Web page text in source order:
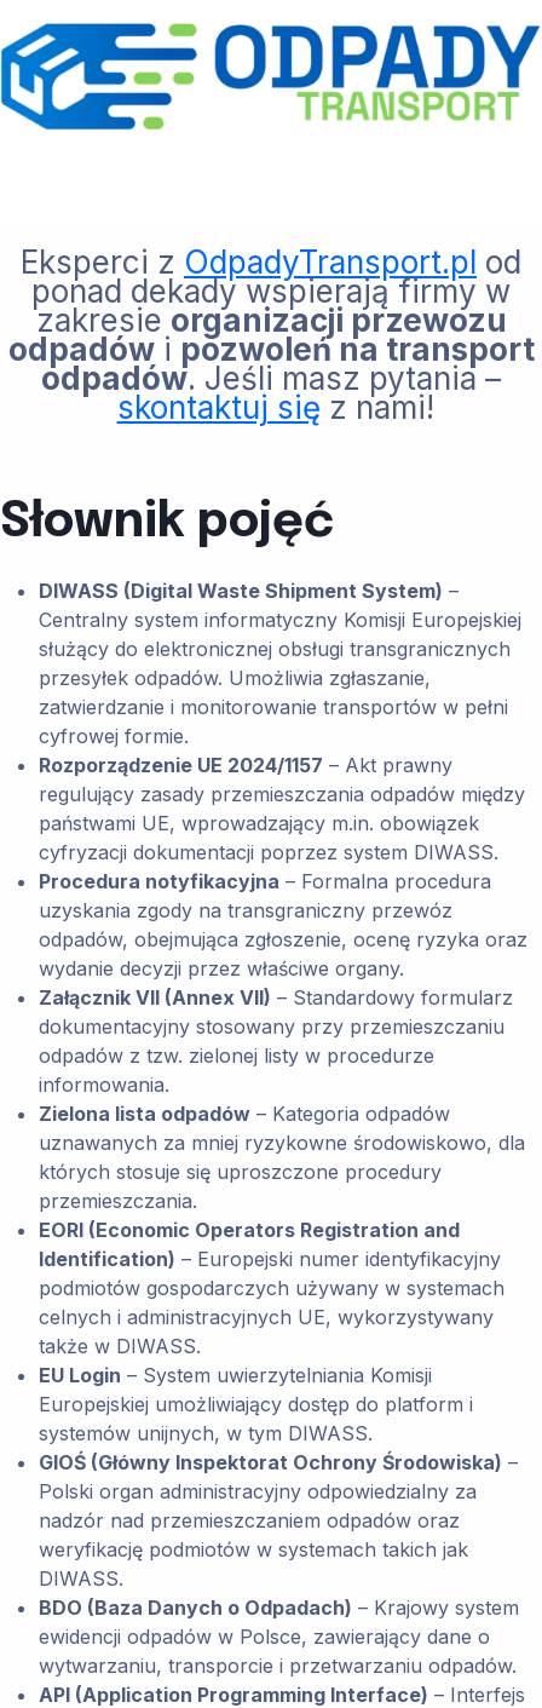
Eksperci z OdpadyTransport.pl od
ponad dekady wspierają firmy w
zakresie organizacji przewozu
odpadówi pozwoleń na transport
odpadów. Jeśli masz pytania –
skontaktuj się z nami!
Słownik pojęć
DIWASS (Digital Waste Shipment System) –
Centralny system informatyczny Komisji Europejskiej
służący do elektronicznej obsługi transgranicznych
przesyłek odpadów. Umożliwia zgłaszanie,
zatwierdzanie i monitorowanie transportów w pełni
cyfrowej formie.
Rozporządzenie UE 2024/1157 – Akt prawny
regulujący zasady przemieszczania odpadów między
państwami UE, wprowadzający m.in. obowiązek
cyfryzacji dokumentacji poprzez system DIWASS.
Procedura notyfikacyjna – Formalna procedura
uzyskania zgody na transgraniczny przewóz
odpadów, obejmująca zgłoszenie, ocenę ryzyka oraz
wydanie decyzji przez właściwe organy.
Załącznik VII (Annex VII) – Standardowy formularz
dokumentacyjny stosowany przy przemieszczaniu
odpadów z tzw. zielonej listy w procedurze
informowania.
Zielona lista odpadów – Kategoria odpadów
uznawanych za mniej ryzykowne środowiskowo, dla
których stosuje się uproszczone procedury
przemieszczania.
EORI (Economic Operators Registration and
Identification) – Europejski numer identyfikacyjny
podmiotów gospodarczych używany w systemach
celnych i administracyjnych UE, wykorzystywany
także w DIWASS.
EU Login – System uwierzytelniania Komisji
Europejskiej umożliwiający dostęp do platform i
systemów unijnych, w tym DIWASS.
GIOŚ (Główny Inspektorat Ochrony Środowiska) –
Polski organ administracyjny odpowiedzialny za
nadzór nad przemieszczaniem odpadów oraz
weryfikację podmiotów w systemach takich jak
DIWASS.
BDO (Baza Danych o Odpadach) – Krajowy system
ewidencji odpadów w Polsce, zawierający dane o
wytwarzaniu, transporcie i przetwarzaniu odpadów.
API (Application Programming Interface) – Interfejs